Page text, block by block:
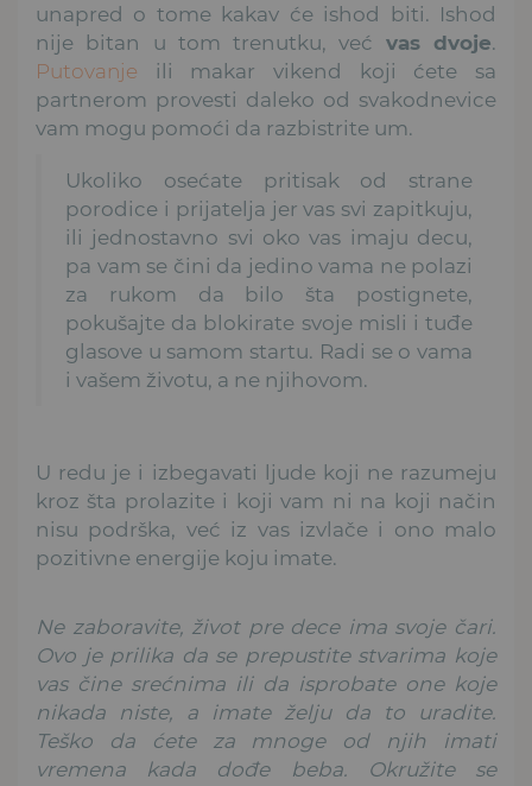
unapred o tome kakav će ishod biti. Ishod
nije bitan u tom trenutku, već vas dvoje.
Putovanje ili makar vikend koji ćete sa
partnerom provesti daleko od svakodnevice
vam mogu pomoći da razbistrite um.
Ukoliko osećate pritisak od strane
porodice i prijatelja jer vas svi zapitkuju,
ili jednostavno svi oko vas imaju decu,
pa vam se čini da jedino vama ne polazi
za rukom da bilo šta postignete,
pokušajte da blokirate svoje misli i tuđe
glasove u samom startu. Radi se o vama
i vašem životu, a ne njihovom.
U redu je i izbegavati ljude koji ne razumeju
kroz šta prolazite i koji vam ni na koji način
nisu podrška, već iz vas izvlače i ono malo
pozitivne energije koju imate.
Ne zaboravite, život pre dece ima svoje čari.
Ovo je prilika da se prepustite stvarima koje
vas čine srećnima ili da isprobate one koje
nikada niste, a imate želju da to uradite.
Teško da ćete za mnoge od njih imati
vremena kada dođe beba. Okružite se